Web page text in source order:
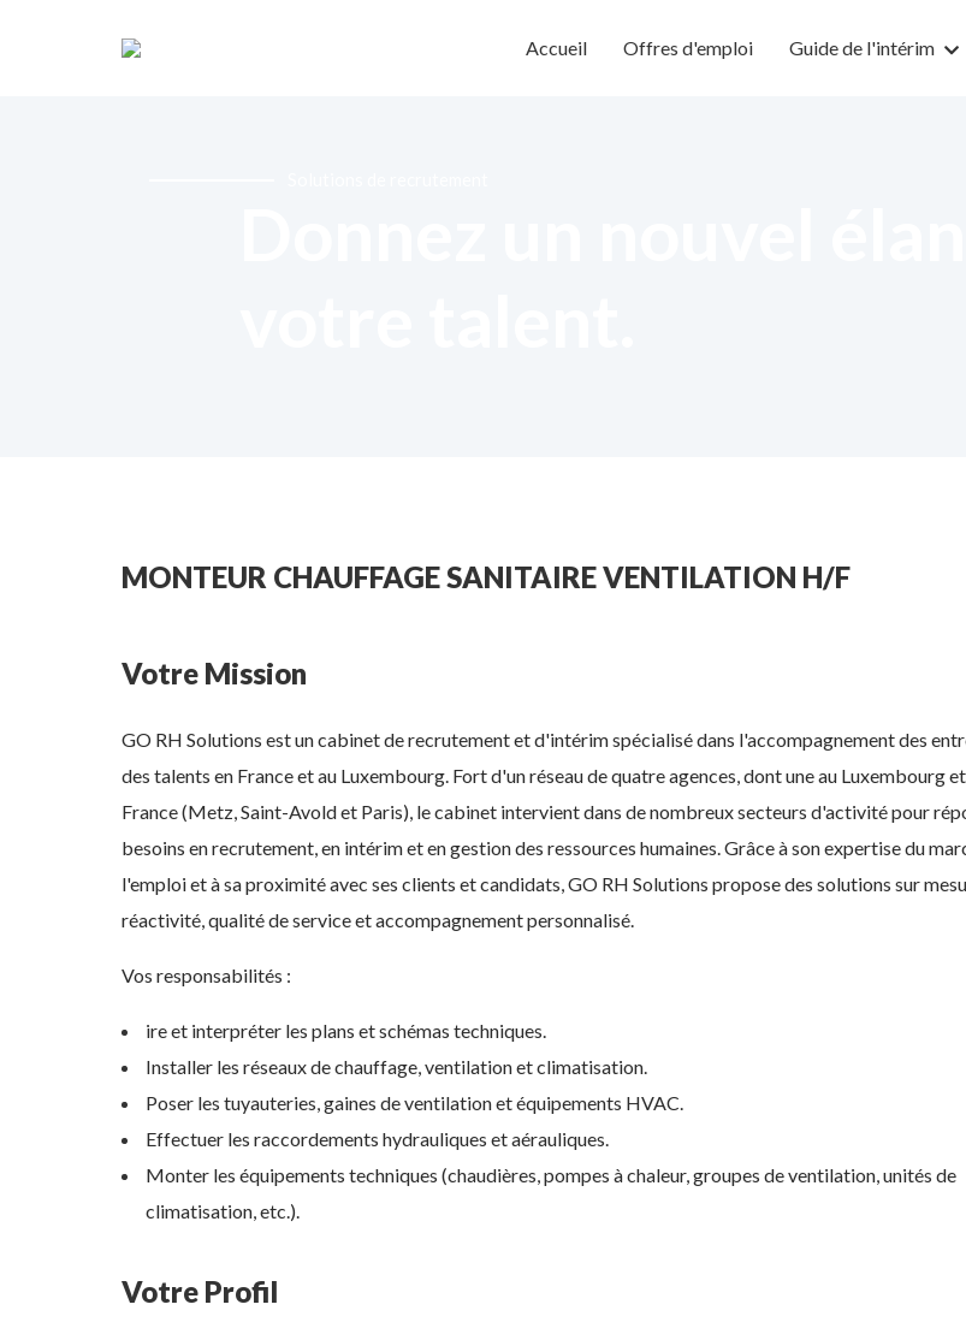
Accueil Offres d'emploi Guide de l'intérim
MONTEUR CHAUFFAGE SANITAIRE VENTILATION H/F
Votre Mission
GO RH Solutions est un cabinet de recrutement et d'intérim spécialisé dans l'accompagnement des
des talents en France et au Luxembourg. Fort d'un réseau de quatre agences, dont une au Luxembourg
France (Metz, Saint-Avold et Paris), le cabinet intervient dans de nombreux secteurs d'activité pour
besoins en recrutement, en intérim et en gestion des ressources humaines. Grâce à son expertise du
l'emploi et à sa proximité avec ses clients et candidats, GO RH Solutions propose des solutions sur
réactivité, qualité de service et accompagnement personnalisé.
Vos responsabilités :
ire et interpréter les plans et schémas techniques.
Installer les réseaux de chauffage, ventilation et climatisation.
Poser les tuyauteries, gaines de ventilation et équipements HVAC.
Effectuer les raccordements hydrauliques et aérauliques.
Monter les équipements techniques (chaudières, pompes à chaleur, groupes de ventilation, unités de
climatisation, etc.).
Votre Profil